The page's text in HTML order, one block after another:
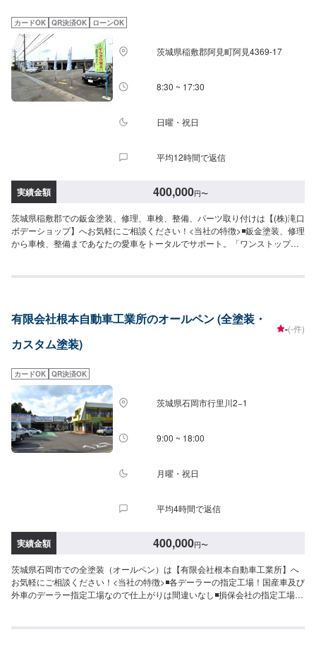
カードOK QR決済OK ローンOK
茨城県稲敷郡阿見町阿見4369-17
8:30 ~ 17:30
日曜・祝日
平均12時間で返信
実績金額 400,000円〜
茨城県稲敷郡での鈑金塗装、修理、車検、整備、パーツ取り付けは【(株)滝口
ボデーショップ】へお気軽にご相談ください！<当社の特徴>◾鈑金塗装、修理
から車検、整備まであなたの愛車をトータルでサポート。「ワンストップ」
んでもお問い合わせください。◾プロの熟練の技が納得の仕上がりをお約束。
質への絶対の自信。とにかく安心してお任せください。<ご希望と条件に応じ
たパーソナルメニューを提案！>「技術的なクオリティの提供はもちろん、お
客様目線での最善のメニューと車輌価値をできる限り下げない処理をいかに
のニーズや条件に確実に応えることにこだわります。【1】オファーにてお問
い合わせ【2】お見積り【3】お見積りにご納得いただければ作業開始【4】
仕上がり次第納車-----納期について-----納期は要相談となります。納期は前後
する場合がございます。予めご了承ください。-----ご来店時の注意、受付方
法-----入庫の際はお気をつけてお越しください。駐車スペースは事務所前の空
いているスペースに駐車してください。受付はスタッフへ「メンテモで予約
しました」とお伝えください。ご案内いたします。【定休日・営業時間】定
有限会社根本自動車工業所のオールペン (全塗装・
カスタム塗装)
-(-件)
カードOK QR決済OK
茨城県石岡市行里川2−1
9:00 ~ 18:00
月曜・祝日
平均4時間で返信
実績金額 400,000円〜
茨城県石岡市での全塗装（オールペン）は【有限会社根本自動車工業所】へ
お気軽にご相談ください！<当社の特徴>◾各デーラーの指定工場！国産車及び
外車のデーラー指定工場なので仕上がりは間違いなし◾損保会社の指定工場！
します、お客様の意見を聞きながら、色々なご提案をさせていただきます<お